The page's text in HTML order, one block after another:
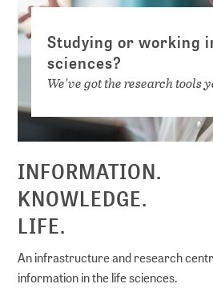
Studying or working
sciences?
We've got the research tools
INFORMATION.
KNOWLEDGE.
LIFE.
An infrastructure and research
information in the life sciences.